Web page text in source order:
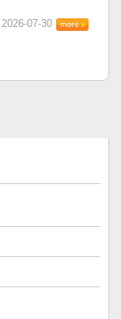
2026-07-30